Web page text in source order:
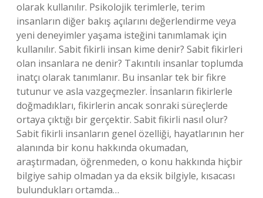
olarak kullanılır. Psikolojik terimlerle, terim
insanların diğer bakış açılarını değerlendirme veya
yeni deneyimler yaşama isteğini tanımlamak için
kullanılır. Sabit fikirli insan kime denir? Sabit fikirleri
olan insanlara ne denir? Takıntılı insanlar toplumda
inatçı olarak tanımlanır. Bu insanlar tek bir fikre
tutunur ve asla vazgeçmezler. İnsanların fikirlerle
doğmadıkları, fikirlerin ancak sonraki süreçlerde
ortaya çıktığı bir gerçektir. Sabit fikirli nasıl olur?
Sabit fikirli insanların genel özelliği, hayatlarının her
alanında bir konu hakkında okumadan,
araştırmadan, öğrenmeden, o konu hakkında hiçbir
bilgiye sahip olmadan ya da eksik bilgiyle, kısacası
bulundukları ortamda…